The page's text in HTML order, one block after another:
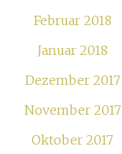
Februar 2018
Januar 2018
Dezember 2017
November 2017
Oktober 2017